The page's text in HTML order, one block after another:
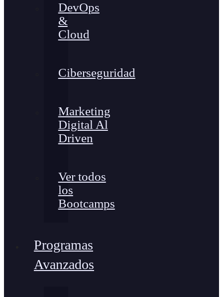
DevOps
&
Cloud
Ciberseguridad
Marketing
Digital Al
Driven
Ver todos
los
Bootcamps
Programas
Avanzados